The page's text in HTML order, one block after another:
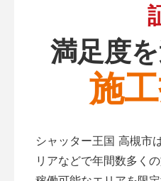
満足度
施
シャッター王国 高槻市
リアなどで年間数多く